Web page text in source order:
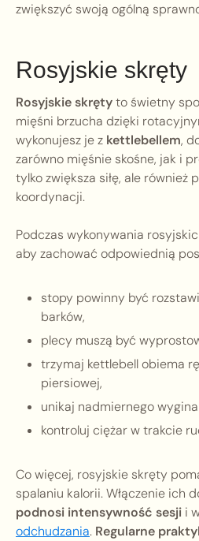
zwiększyć swoją ogólną
Rosyjskie skręty
Rosyjskie skrętyto świetny
mięśni brzucha dzięki
wykonujesz je z kettlebellem,
zarówno mięśnie skośne, jak i
tylko zwiększa siłę, ale również
koordynacji.
Podczas wykonywania
aby zachować odpowiednią
stopy powinny być
barków,
plecy muszą być
trzymaj kettlebell obiema
piersiowej,
unikaj nadmiernego
kontroluj ciężar w trakcie
Co więcej, rosyjskie skręty
spalaniu kalorii. Włączenie ich
podnosi intensywność sesji i
odchudzania. Regularne